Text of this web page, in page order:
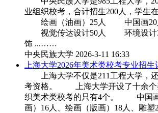
业组织校考，合计招生200人，学生
绘画（油画）25人 中国画
视觉传达设计50人 环境设
饰 ...……
中央民族大学 2026-3-11 16:33
上海大学2026年美术类校考专业招生
上海大学不仅是211工程大学，还
考资格。 上海大学开设了十余个
织美术类校考的只有4个。 中国画
画）16人、绘画（版画）18人、雕